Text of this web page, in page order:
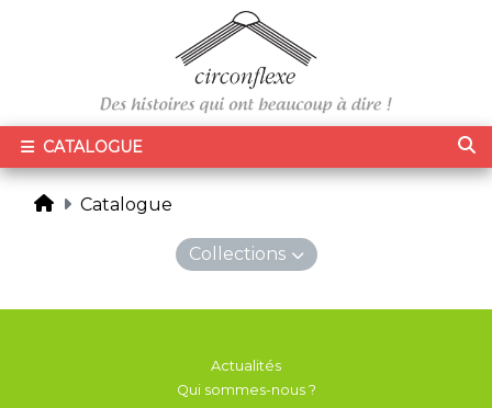
CATALOGUE
Catalogue
Collections
Actualités
Qui sommes-nous ?